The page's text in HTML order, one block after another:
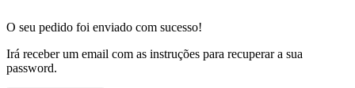
O seu pedido foi enviado com sucesso!
Irá receber um email com as instruções para recuperar a sua
password.